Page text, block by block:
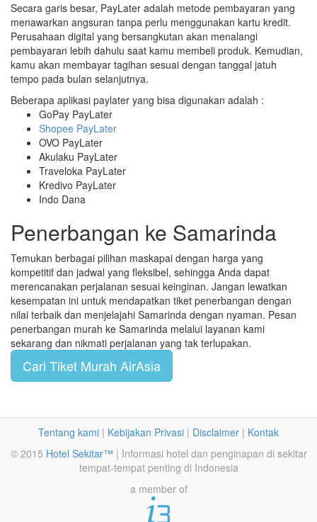
Secara garis besar, PayLater adalah metode pembayaran yang
menawarkan angsuran tanpa perlu menggunakan kartu kredit.
Perusahaan digital yang bersangkutan akan menalangi
pembayaran lebih dahulu saat kamu membeli produk. Kemudian,
kamu akan membayar tagihan sesuai dengan tanggal jatuh
tempo pada bulan selanjutnya.
Beberapa aplikasi paylater yang bisa digunakan adalah :
GoPay PayLater
Shopee PayLater
OVO PayLater
Akulaku PayLater
Traveloka PayLater
Kredivo PayLater
Indo Dana
Penerbangan ke Samarinda
Temukan berbagai pilihan maskapai dengan harga yang
kompetitif dan jadwal yang fleksibel, sehingga Anda dapat
merencanakan perjalanan sesuai keinginan. Jangan lewatkan
kesempatan ini untuk mendapatkan tiket penerbangan dengan
nilai terbaik dan menjelajahi Samarinda dengan nyaman. Pesan
penerbangan murah ke Samarinda melalui layanan kami
sekarang dan nikmati perjalanan yang tak terlupakan.
Cari Tiket Murah AirAsia
Tentang kami | Kebijakan Privasi | Disclaimer | Kontak
© 2015 Hotel Sekitar™ | Informasi hotel dan penginapan di sekitar
tempat-tempat penting di Indonesia
a member of